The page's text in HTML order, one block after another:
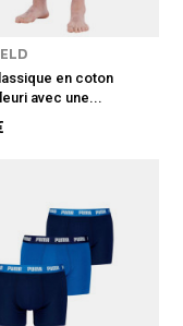
en coton
avec une...